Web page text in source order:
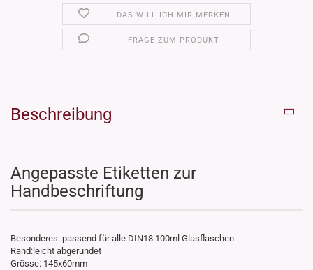
DAS WILL ICH MIR MERKEN
FRAGE ZUM PRODUKT
Beschreibung
Angepasste Etiketten zur
Handbeschriftung
Besonderes: passend für alle DIN18 100ml Glasflaschen
Rand:leicht abgerundet
Grösse: 145x60mm